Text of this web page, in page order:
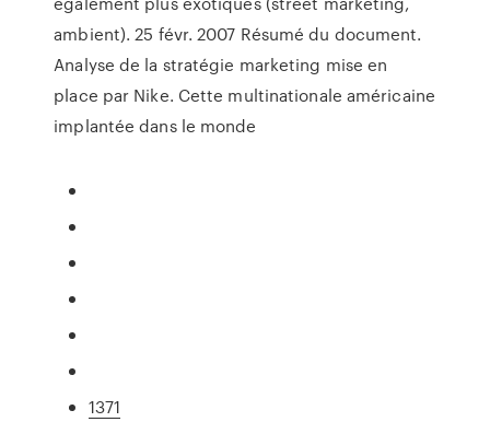
ambient). 25 févr. 2007 Résumé du document.
Analyse de la stratégie marketing mise en
place par Nike. Cette multinationale américaine
implantée dans le monde
1371